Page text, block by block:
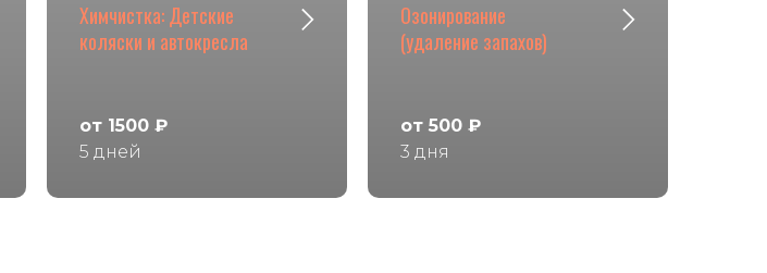
Химчистка: Детские
коляски и автокресла
от 1500 ₽
5 дней
Озонирование
(удаление запахов)
от 500 ₽
3 дня